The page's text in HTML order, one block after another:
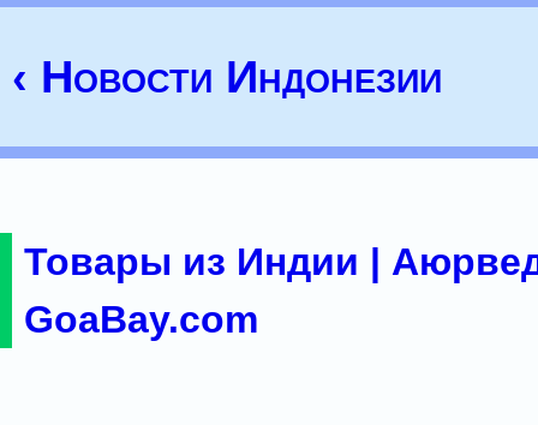
‹ Новости Индонезии
Товары из Индии |
GoaBay.com